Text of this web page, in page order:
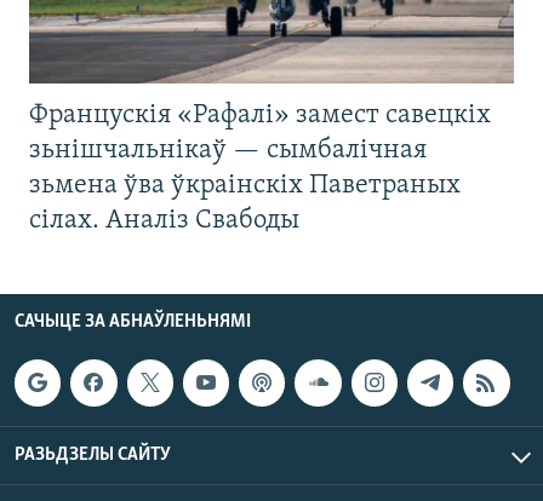
Францускія «Рафалі» замест савецкіх
зьнішчальнікаў — сымбалічная
зьмена ўва ўкраінскіх Паветраных
сілах. Аналіз Свабоды
САЧЫЦЕ ЗА АБНАЎЛЕНЬНЯМІ
РАЗЬДЗЕЛЫ САЙТУ